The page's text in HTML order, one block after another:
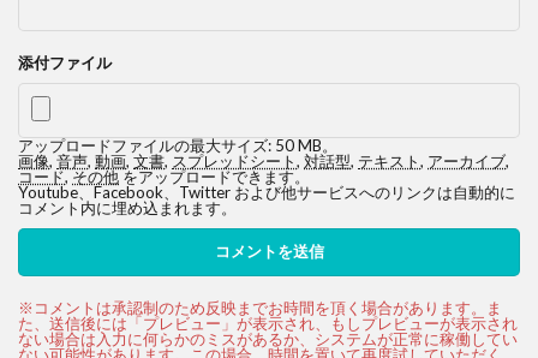
添付ファイル
アップロードファイルの最大サイズ: 50 MB。
画像, 音声, 動画, 文書, スプレッドシート, 対話型, テキスト, アーカイブ,
コード,その他をアップロードできます。
Youtube、Facebook、Twitter および他サービスへのリンクは自動的に
コメント内に埋め込まれます。